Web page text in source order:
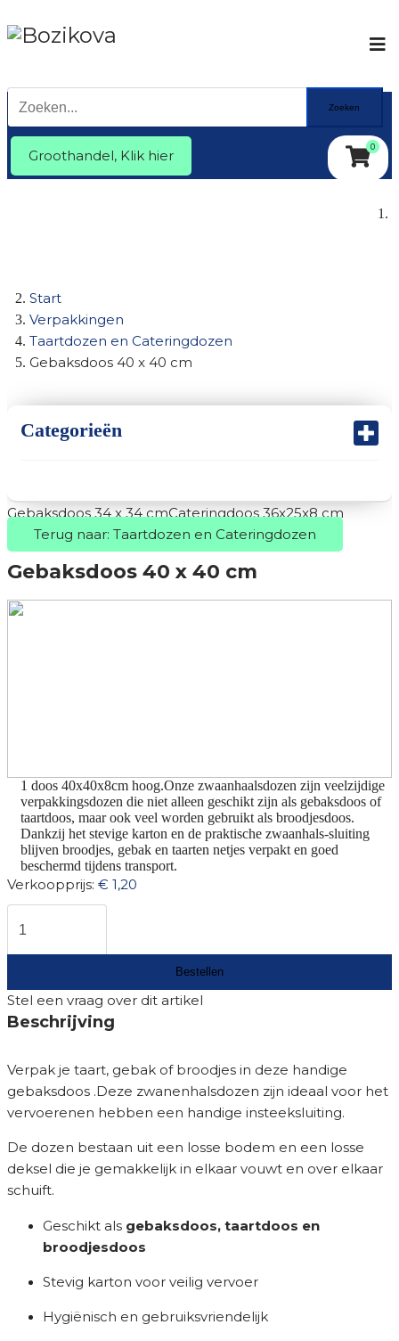
Zoeken
Groothandel, Klik hier
0
Start
Verpakkingen
Taartdozen en Cateringdozen
Gebaksdoos 40 x 40 cm
Categorieën
Gebaksdoos 34 x 34 cmCateringdoos 36x25x8 cm
Terug naar: Taartdozen en Cateringdozen
Gebaksdoos 40 x 40 cm
1 doos 40x40x8cm hoog.Onze zwaanhaalsdozen zijn veelzijdige
verpakkingsdozen die niet alleen geschikt zijn als gebaksdoos of
taartdoos, maar ook veel worden gebruikt als broodjesdoos.
Dankzij het stevige karton en de praktische zwaanhals-sluiting
blijven broodjes, gebak en taarten netjes verpakt en goed
beschermd tijdens transport.
Verkoopprijs: € 1,20
Stel een vraag over dit artikel
Beschrijving
Verpak je taart, gebak of broodjes in deze handige
gebaksdoos .Deze zwanenhalsdozen zijn ideaal voor het
vervoerenen hebben een handige insteeksluiting.
De dozen bestaan uit een losse bodem en een losse
deksel die je gemakkelijk in elkaar vouwt en over elkaar
schuift.
Geschikt als gebaksdoos, taartdoos en
broodjesdoos
Stevig karton voor veilig vervoer
Hygiënisch en gebruiksvriendelijk